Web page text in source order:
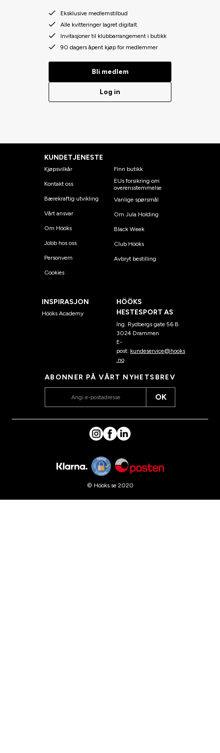
Eksklusive medlemstilbud
Alle kvitteringer lagret digitalt
Invitasjoner til klubbarrangement i butikk
90 dagers åpent kjøp for medlemmer
Bli medlem
Log in
KUNDETJENESTE
Kjøpsvilkår
Kontakt oss
Bærekraftig utvikling
Vårt ansvar
Om Hööks
Jobb hos oss
Personvern
Cookies
Finn butikk
EUs forsikring om
overensstemmelse
Vanlige spørsmål
Om Jula Holding
Black Week
Club Hööks
Avbryt bestilling
INSPIRASJON
Hööks Academy
HÖÖKS
HESTESPORT AS
Ing. Rydbergs gate 56 B
3024 Drammen
E-
post: kundeservice@hooks
.no
ABONNER PÅ VÅRT NYHETSBREV
OK
© Hööks.se 2020